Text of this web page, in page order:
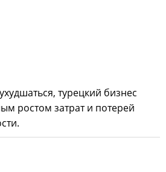
турецкий бизнес
ростом затрат и потерей